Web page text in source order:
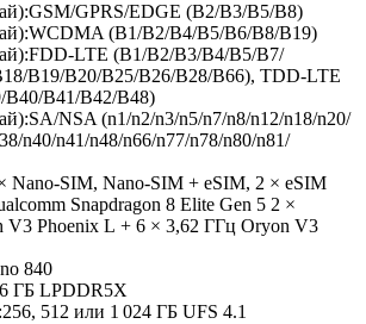
GSM/GPRS/EDGE (B2/B3/B5/B8)
WCDMA (B1/B2/B4/B5/B6/B8/B19)
FDD-LTE (B1/B2/B3/B4/B5/B7/
B19/B20/B25/B26/B28/B66), TDD-LTE
B40/B41/B42/B48)
SA/NSA (n1/n2/n3/n5/n7/n8/n12/n18/n20/
n40/n41/n48/n66/n77/n78/n80/n81/
Nano-SIM, Nano-SIM + eSIM, 2 × eSIM
Snapdragon 8 Elite Gen 5 2 ×
V3 Phoenix L + 6 × 3,62 ГГц Oryon V3
840
ГБ LPDDR5X
256, 512 или 1 024 ГБ UFS 4.1